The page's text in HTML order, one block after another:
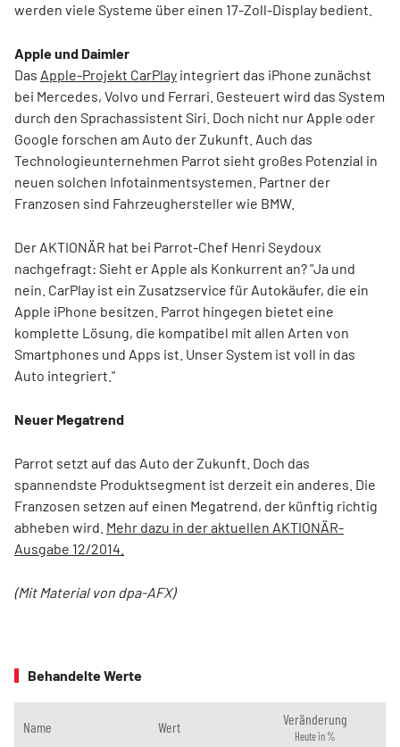
werden viele Systeme über einen 17-Zoll-Display bedient.
Apple und Daimler
Das Apple-Projekt CarPlay integriert das iPhone zunächst
bei Mercedes, Volvo und Ferrari. Gesteuert wird das System
durch den Sprachassistent Siri. Doch nicht nur Apple oder
Google forschen am Auto der Zukunft. Auch das
Technologieunternehmen Parrot sieht großes Potenzial in
neuen solchen Infotainmentsystemen. Partner der
Franzosen sind Fahrzeughersteller wie BMW.
Der AKTIONÄR hat bei Parrot-Chef Henri Seydoux
nachgefragt: Sieht er Apple als Konkurrent an? "Ja und
nein. CarPlay ist ein Zusatzservice für Autokäufer, die ein
Apple iPhone besitzen. Parrot hingegen bietet eine
komplette Lösung, die kompatibel mit allen Arten von
Smartphones und Apps ist. Unser System ist voll in das
Auto integriert."
Neuer Megatrend
Parrot setzt auf das Auto der Zukunft. Doch das
spannendste Produktsegment ist derzeit ein anderes. Die
Franzosen setzen auf einen Megatrend, der künftig richtig
abheben wird. Mehr dazu in der aktuellen AKTIONÄR-
Ausgabe 12/2014.
(Mit Material von dpa-AFX)
Behandelte Werte
Name Wert Veränderung
Heute in %